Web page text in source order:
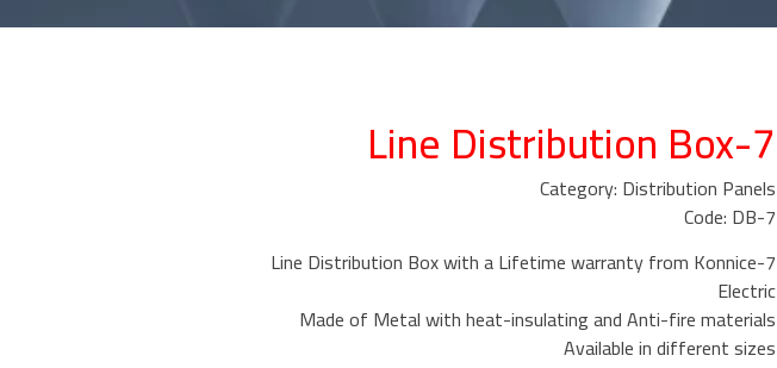
7-Line Distribution Box
Category: Distribution Panels
Code: DB-7
7-Line Distribution Box with a Lifetime warranty from Konnice
Electric
Made of Metal with heat-insulating and Anti-fire materials
Available in different sizes